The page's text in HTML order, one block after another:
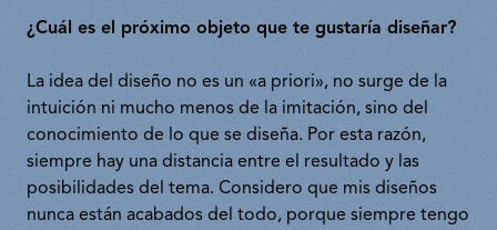
¿Cuál es el próximo objeto que te gustaría diseñar?
La idea del diseño no es un «a priori», no surge de la
intuición ni mucho menos de la imitación, sino del
conocimiento de lo que se diseña. Por esta razón,
siempre hay una distancia entre el resultado y las
posibilidades del tema. Considero que mis diseños
nunca están acabados del todo, porque siempre tengo